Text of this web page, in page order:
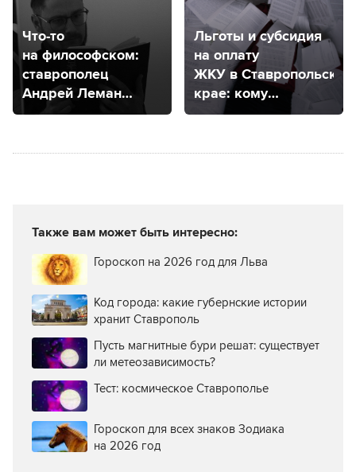
Что-то
на философском:
ставрополец
Андрей Леман
рассказал о своем
проекте
Льготы и субсидия
на оплату
ЖКУ в Ставропольском
крае: кому
положены
Также вам может быть интересно:
Гороскоп на 2026 год для Льва
Код города: какие губернские истории
хранит Ставрополь
Пусть магнитные бури решат: существует
ли метеозависимость?
Тест: космическое Ставрополье
Гороскоп для всех знаков Зодиака
на 2026 год